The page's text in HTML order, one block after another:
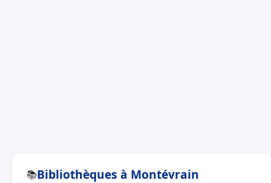
📚Bibliothèques à Montévrain